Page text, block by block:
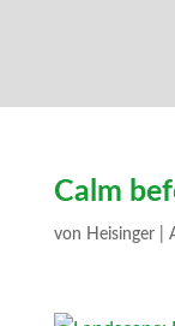
Calm
von Heisinger|